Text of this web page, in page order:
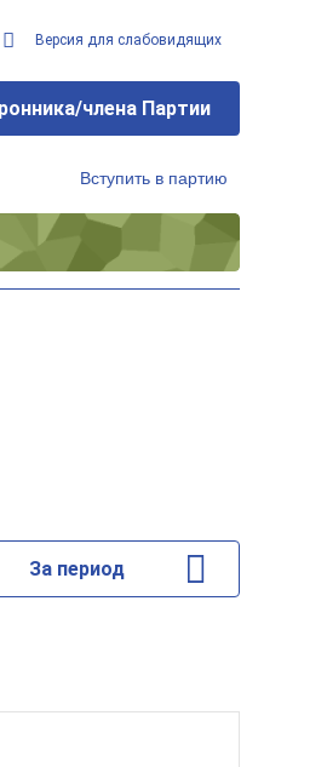
Версия для слабовидящих
члена Партии
Вступить в партию
За период